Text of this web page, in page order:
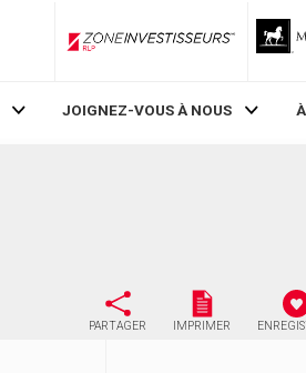
ZoneInvestisseurs RLP
JOIGNEZ-VOUS À NOUS
PARTAGER IMPRIMER